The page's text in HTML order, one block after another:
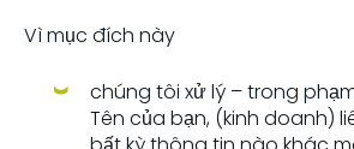
Vì mục đích này
chúng tôi xử lý – trong
Tên của bạn, (kinh doanh)